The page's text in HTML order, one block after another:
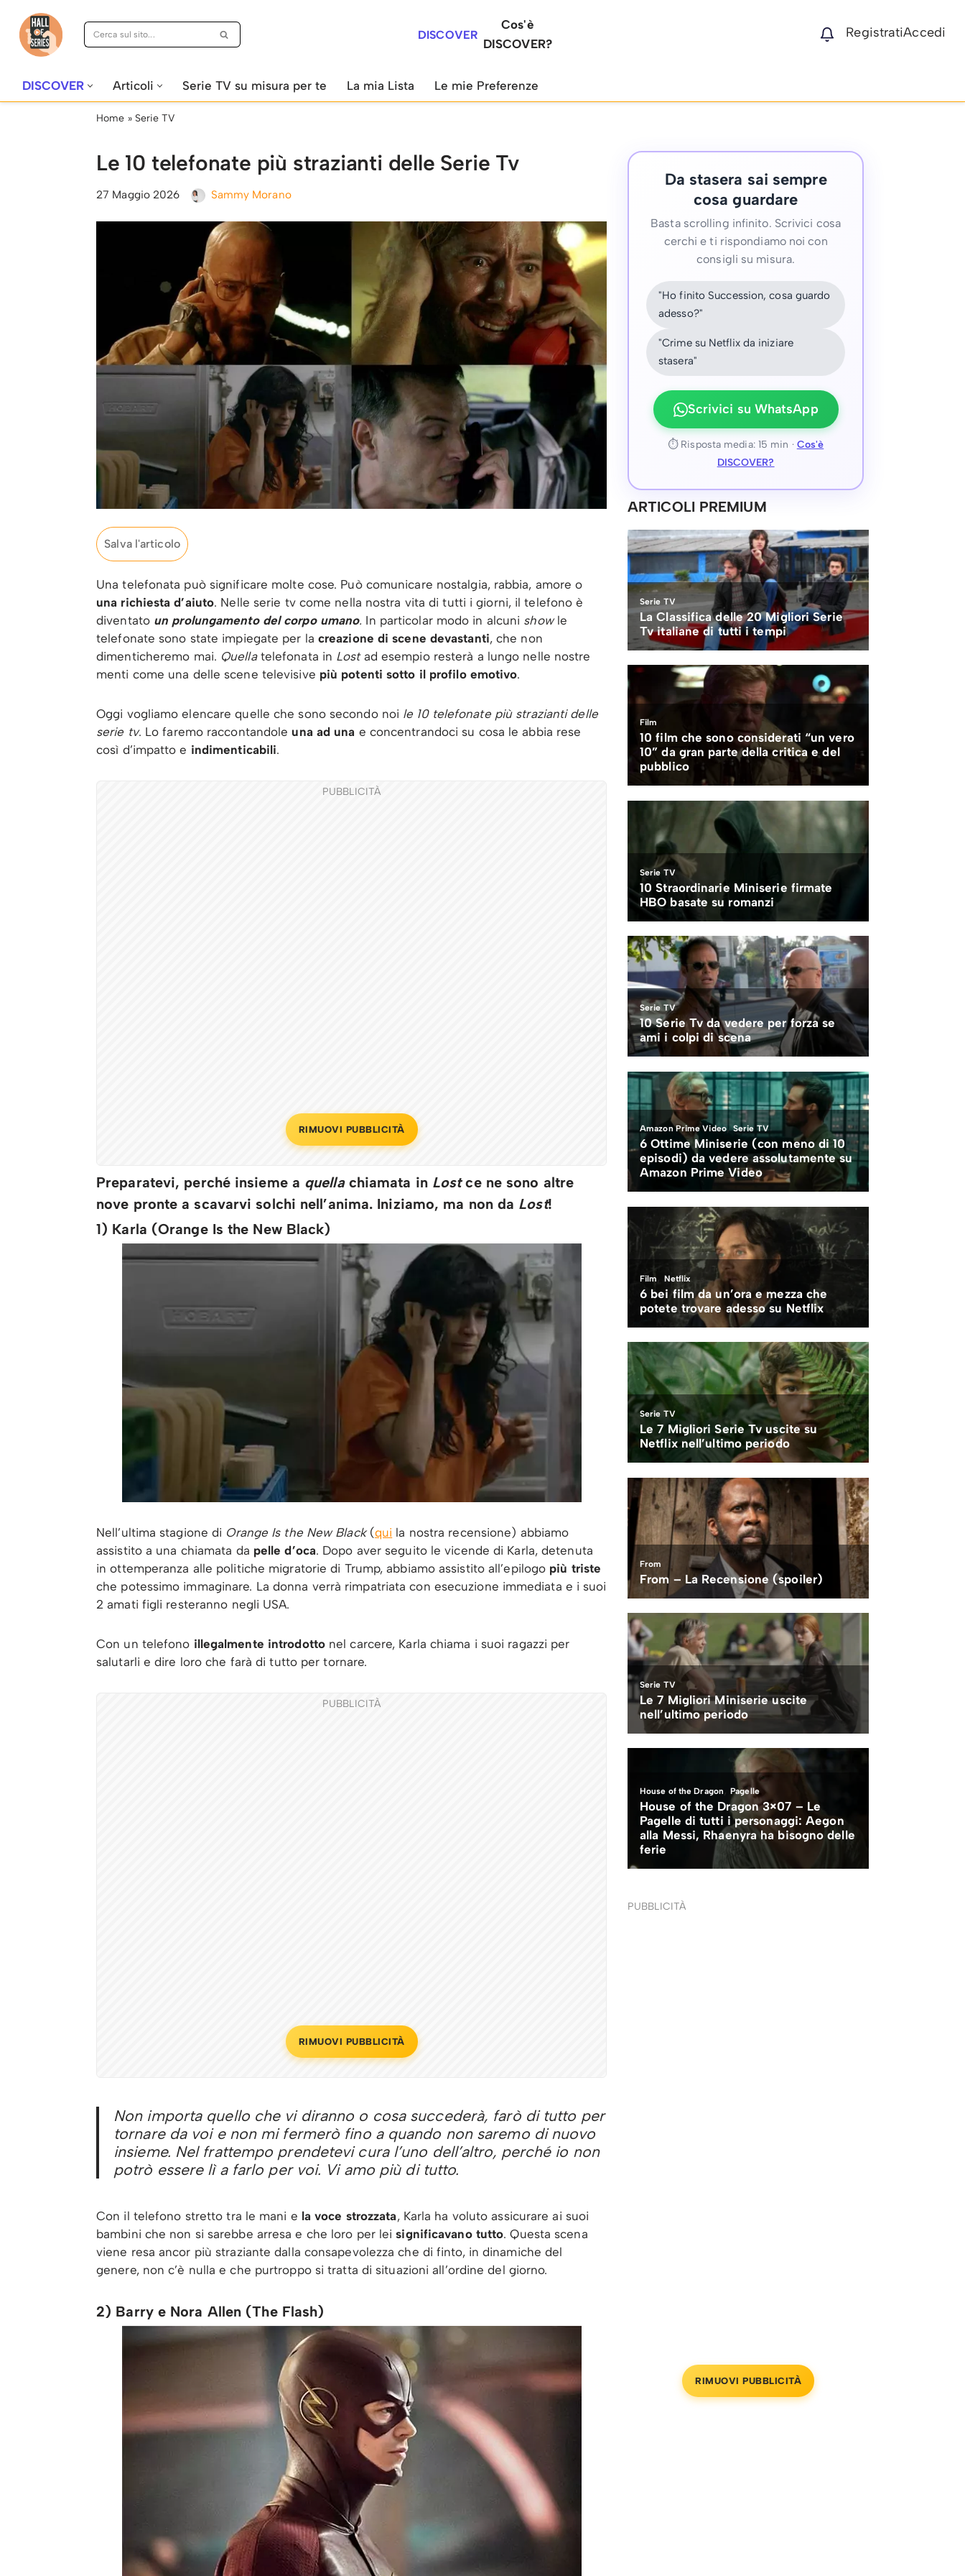
Vai
DISCOVER
Cos'è
DISCOVER?
RegistratiAccedi
DISCOVER Articoli Serie TV su misura per te La mia Lista Le mie Preferenze
Home » Serie TV
Le 10 telefonate più strazianti delle Serie Tv
27 Maggio 2026 Sammy Morano
Salva l'articolo
Una telefonata può significare molte cose. Può comunicare nostalgia, rabbia, amore o
una richiesta d’aiuto. Nelle serie tv come nella nostra vita di tutti i giorni, il telefono è
diventato un prolungamento del corpo umano. In particolar modo in alcuni showle
telefonate sono state impiegate per la creazione di scene devastanti, che non
dimenticheremo mai. Quellatelefonata in Lostad esempio resterà a lungo nelle nostre
menti come una delle scene televisive più potenti sotto il profilo emotivo.
Oggi vogliamo elencare quelle che sono secondo noi le 10 telefonate più strazianti delle
serie tv. Lo faremo raccontandole una ad una e concentrandoci su cosa le abbia rese
così d’impatto e indimenticabili.
PUBBLICITÀ
RIMUOVI PUBBLICITÀ
Preparatevi, perché insieme a quellachiamata in Lostce ne sono altre
nove pronte a scavarvi solchi nell’anima. Iniziamo, ma non da Lost!
1) Karla (Orange Is the New Black)
Nell’ultima stagione di Orange Is the New Black (qui la nostra recensione) abbiamo
assistito a una chiamata da pelle d’oca. Dopo aver seguito le vicende di Karla, detenuta
in ottemperanza alle politiche migratorie di Trump, abbiamo assistito all’epilogo più triste
che potessimo immaginare. La donna verrà rimpatriata con esecuzione immediata e i suoi
2 amati figli resteranno negli USA.
Con un telefono illegalmente introdottonel carcere, Karla chiama i suoi ragazzi per
salutarli e dire loro che farà di tutto per tornare.
PUBBLICITÀ
RIMUOVI PUBBLICITÀ
Non importa quello che vi diranno o cosa succederà, farò di tutto per
tornare da voi e non mi fermerò fino a quando non saremo di nuovo
insieme. Nel frattempo prendetevi cura l’uno dell’altro, perché io non
potrò essere lì a farlo per voi. Vi amo più di tutto.
Con il telefono stretto tra le mani e la voce strozzata, Karla ha voluto assicurare ai suoi
bambini che non si sarebbe arresa e che loro per leisignificavano tutto. Questa scena
viene resa ancor più straziante dalla consapevolezza che di finto, in dinamiche del
genere, non c’è nulla e che purtroppo si tratta di situazioni all’ordine del giorno.
2) Barry e Nora Allen (The Flash)
Da stasera sai sempre
cosa guardare
Basta scrolling infinito. Scrivici cosa
cerchi e ti rispondiamo noi con
consigli su misura.
"Ho finito Succession, cosa guardo
adesso?"
"Crime su Netflix da iniziare
stasera"
Scrivici su WhatsApp
⏱ Risposta media: 15 min · Cos'è
DISCOVER?
ARTICOLI PREMIUM
PUBBLICITÀ
RIMUOVI PUBBLICITÀ